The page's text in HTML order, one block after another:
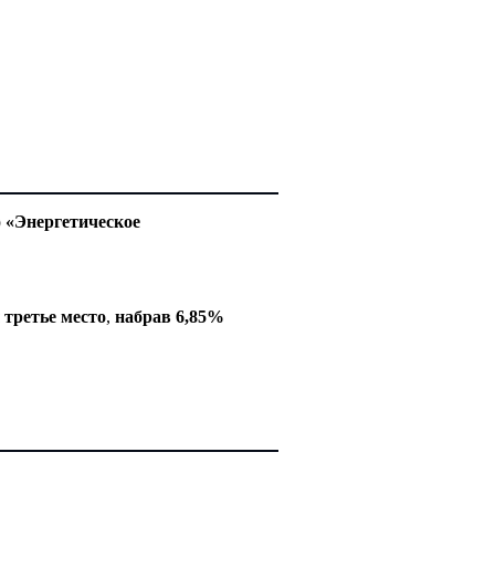
«Энергетическое
третье место, набрав 6,85%